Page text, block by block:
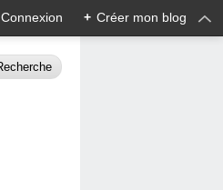
Connexion + Créer mon blog